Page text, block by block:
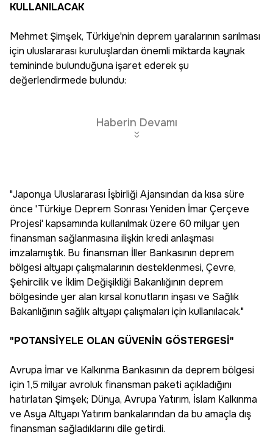
KULLANILACAK
Mehmet Şimşek, Türkiye'nin deprem yaralarının sarılması
için uluslararası kuruluşlardan önemli miktarda kaynak
temininde bulunduğuna işaret ederek şu
değerlendirmede bulundu:
Haberin Devamı
"Japonya Uluslararası İşbirliği Ajansından da kısa süre
önce 'Türkiye Deprem Sonrası Yeniden İmar Çerçeve
Projesi' kapsamında kullanılmak üzere 60 milyar yen
finansman sağlanmasına ilişkin kredi anlaşması
imzalamıştık. Bu finansman İller Bankasının deprem
bölgesi altyapı çalışmalarının desteklenmesi, Çevre,
Şehircilik ve İklim Değişikliği Bakanlığının deprem
bölgesinde yer alan kırsal konutların inşası ve Sağlık
Bakanlığının sağlık altyapı çalışmaları için kullanılacak."
"POTANSİYELE OLAN GÜVENİN GÖSTERGESİ"
Avrupa İmar ve Kalkınma Bankasının da deprem bölgesi
için 1,5 milyar avroluk finansman paketi açıkladığını
hatırlatan Şimşek; Dünya, Avrupa Yatırım, İslam Kalkınma
ve Asya Altyapı Yatırım bankalarından da bu amaçla dış
finansman sağladıklarını dile getirdi.